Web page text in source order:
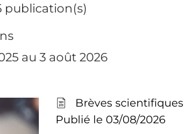
publication(s)
au 3 août 2026
Brèves scientifiques
Publié le 03/08/2026